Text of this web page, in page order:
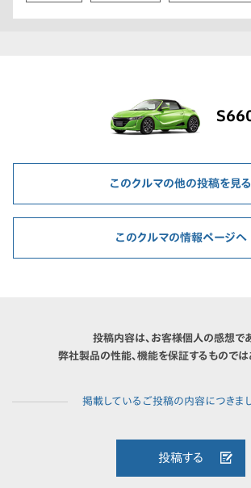
このクルマの他の投稿を見る
このクルマの情報ページへ
投稿内容は、お客様個人の感想であ
弊社製品の性能、機能を保証するものでは
投稿する